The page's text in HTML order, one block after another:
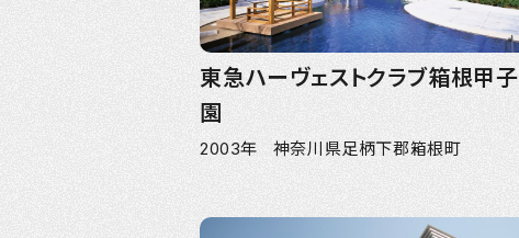
東急ハーヴェストクラブ箱根甲子
園
2003年 神奈川県足柄下郡箱根町